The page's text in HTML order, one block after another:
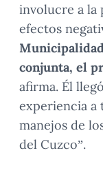
involucre a la
efectos
conjunta, el
afirma. Él
experiencia a
manejos de
del Cuzco”.